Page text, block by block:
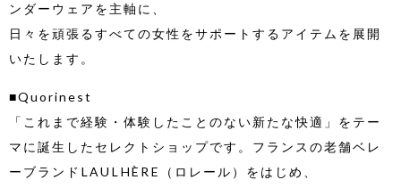
ンダーウェアを主軸に、
日々を頑張るすべての女性をサポートするアイテムを展開
いたします。
■Quorinest
「これまで経験・体験したことのない新たな快適」をテー
マに誕生したセレクトショップです。フランスの老舗ベレ
ーブランドLAULHÈRE（ロレール）をはじめ、